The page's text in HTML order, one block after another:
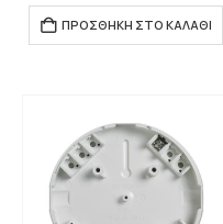
ΠΡΟΣΘΉΚΗ ΣΤΟ ΚΑΛΆΘΙ